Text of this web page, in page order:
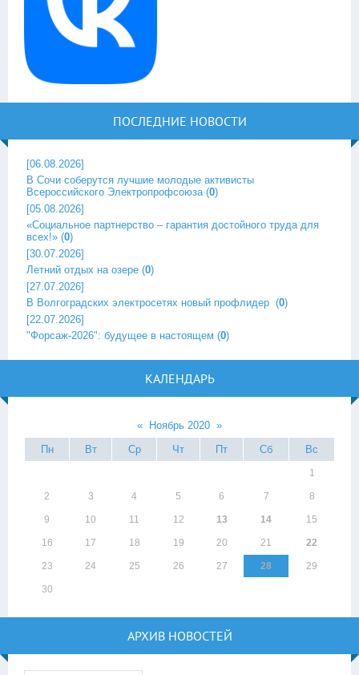
ПОСЛЕДНИЕ НОВОСТИ
[06.08.2026]
В Сочи соберутся лучшие молодые активисты
Всероссийского Электропрофсоюза (0)
[05.08.2026]
«Социальное партнерство – гарантия достойного труда для
всех!» (0)
[30.07.2026]
Летний отдых на озере (0)
[27.07.2026]
В Волгоградских электросетях новый профлидер ‎ (0)
[22.07.2026]
"Форсаж-2026": будущее в настоящем (0)
КАЛЕНДАРЬ
« Ноябрь 2020 »
Пн
Вт Ср Чт Пт Сб Вс
1
2 3 4 5 6 7 8
9 10 11 12 13 14 15
16 17 18 19 20 21 22
23 24 25 26 27 28 29
30
АРХИВ НОВОСТЕЙ